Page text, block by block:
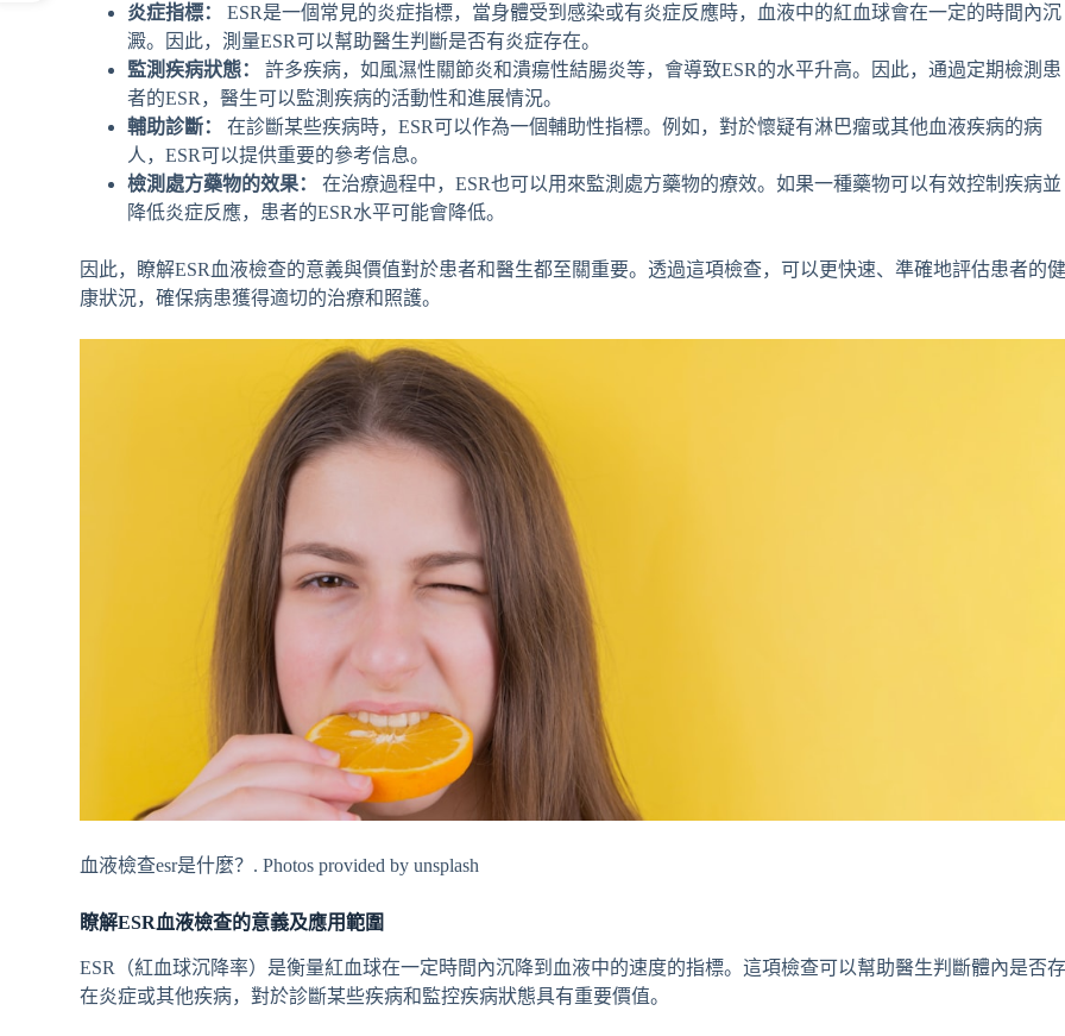
炎症指標：
ESR是一個常見的炎症指標，當身體受到感染或有炎症反應時，血液中的紅血球會在一定的時間內沉
澱。因此，測量ESR可以幫助醫生判斷是否有炎症存在。
監測疾病狀態：
許多疾病，如風濕性關節炎和潰瘍性結腸炎等，會導致ESR的水平升高。因此，通過定期檢測患
者的ESR，醫生可以監測疾病的活動性和進展情況。
輔助診斷：
在診斷某些疾病時，ESR可以作為一個輔助性指標。例如，對於懷疑有淋巴瘤或其他血液疾病的病
人，ESR可以提供重要的參考信息。
檢測處方藥物的效果：
在治療過程中，ESR也可以用來監測處方藥物的療效。如果一種藥物可以有效控制疾病並
降低炎症反應，患者的ESR水平可能會降低。
因此，瞭解ESR血液檢查的意義與價值對於患者和醫生都至關重要。透過這項檢查，可以更快速、準確地評估患者的
康狀況，確保病患獲得適切的治療和照護。
血液檢查esr是什麼？. Photos provided by unsplash
瞭解ESR血液檢查的意義及應用範圍
ESR（紅血球沉降率）是衡量紅血球在一定時間內沉降到血液中的速度的指標。這項檢查可以幫助醫生判斷體內是否
在炎症或其他疾病，對於診斷某些疾病和監控疾病狀態具有重要價值。